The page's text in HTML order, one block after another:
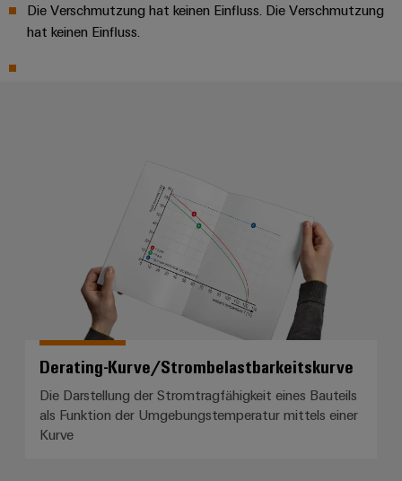
Gehäuse
Ihre Industrie.
Unsere Neuheiten
im Bereich
Industrial
Connectivity.
Die Verschmutzung hat keinen Einfluss. Die Verschmutzung
hat keinen Einfluss.
Derating-Kurve/Strombelastbarkeitskurve
Die Darstellung der Stromtragfähigkeit eines Bauteils
als Funktion der Umgebungstemperatur mittels einer
Kurve